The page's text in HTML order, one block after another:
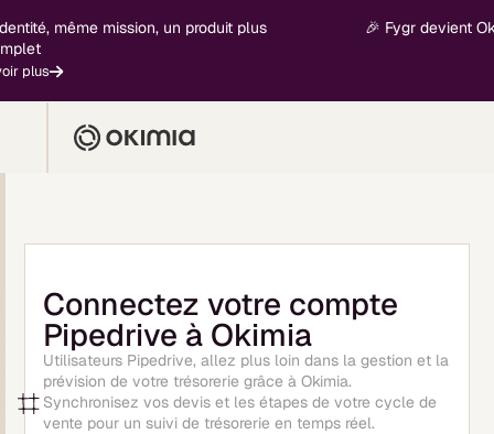
même mission, un produit plus
plus
🎉 Fygr devient
Connectez votre compte
Pipedrive à Okimia
Utilisateurs Pipedrive, allez plus loin dans la gestion et la
prévision de votre trésorerie grâce à Okimia.
Synchronisez vos devis et les étapes de votre cycle de
vente pour un suivi de trésorerie en temps réel.